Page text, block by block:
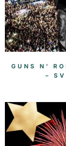
GUNS N’
–